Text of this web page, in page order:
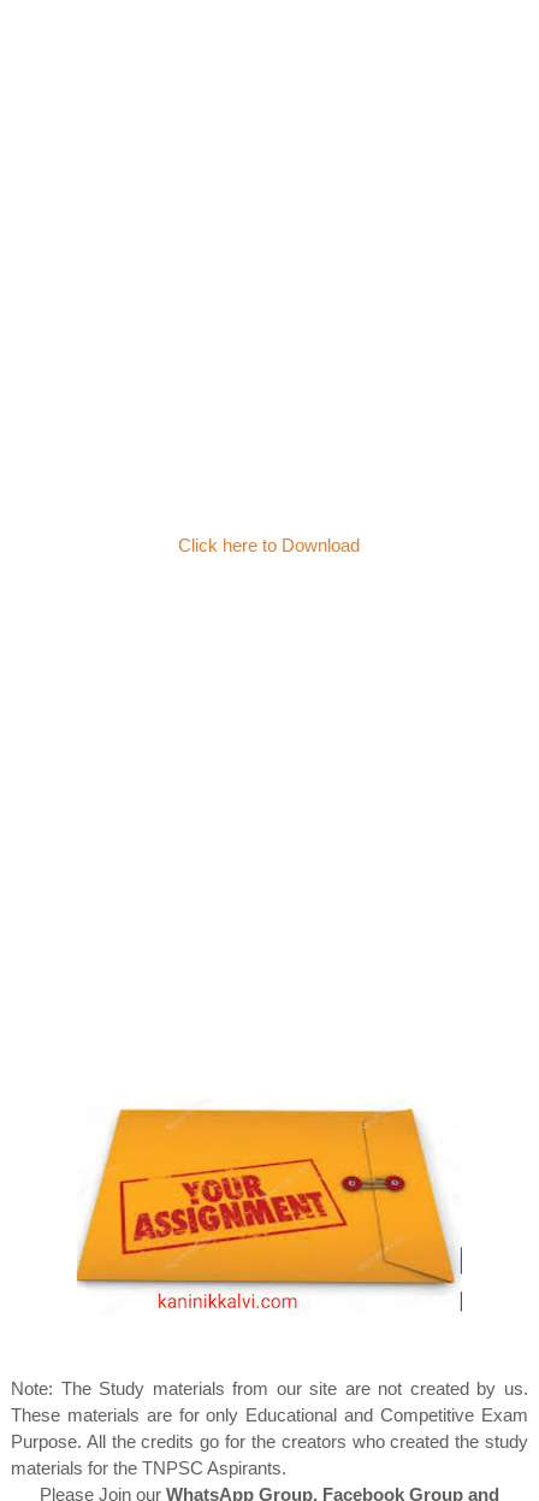
Click here to Download
Note: The Study materials from our site are not created by us.
These materials are for only Educational and Competitive Exam
Purpose. All the credits go for the creators who created the study
materials for the TNPSC Aspirants.
Please Join our WhatsApp Group, Facebook Group and